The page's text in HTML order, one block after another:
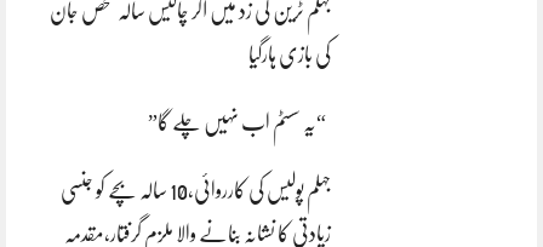
جہلم ٹرین کی زد میں آکر چالیس سالہ شخص جان
کی بازی ہارگیا
“یہ سسٹم اب نہیں چلے گا”
جہلم پولیس کی کارروائی،10 سالہ بچے کو جنسی
زیادتی کا نشانہ بنانے والا ملزم گرفتار،مقدمہ